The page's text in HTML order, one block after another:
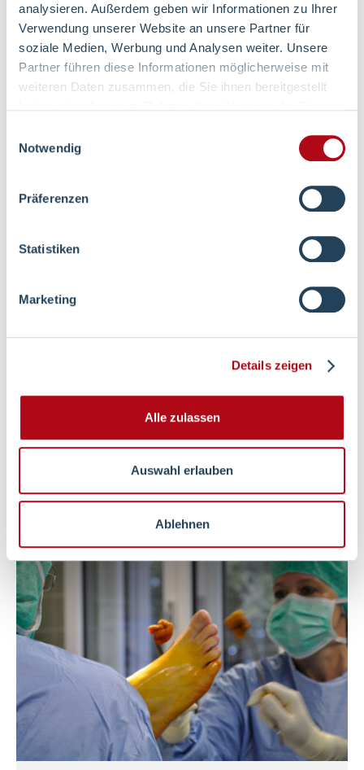
analysieren. Außerdem geben wir Informationen zu Ihrer
Verwendung unserer Website an unsere Partner für
soziale Medien, Werbung und Analysen weiter. Unsere
Partner führen diese Informationen möglicherweise mit
weiteren Daten zusammen, die Sie ihnen bereitgestellt
Notwendig
Präferenzen
Statistiken
Marketing
Details zeigen
Alle zulassen
Auswahl erlauben
Ablehnen
vorbereiteten Merkblätter bieten
Patienten und Angehörigen
unterschiedlichen Krankheitserregern.
mehr erfahren